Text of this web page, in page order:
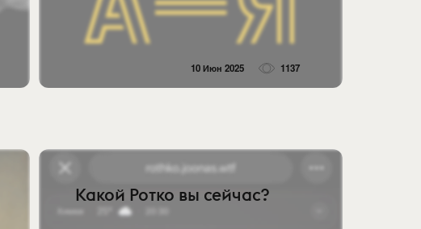
10 Июн 2025 1137
Какой Ротко вы сейчас?